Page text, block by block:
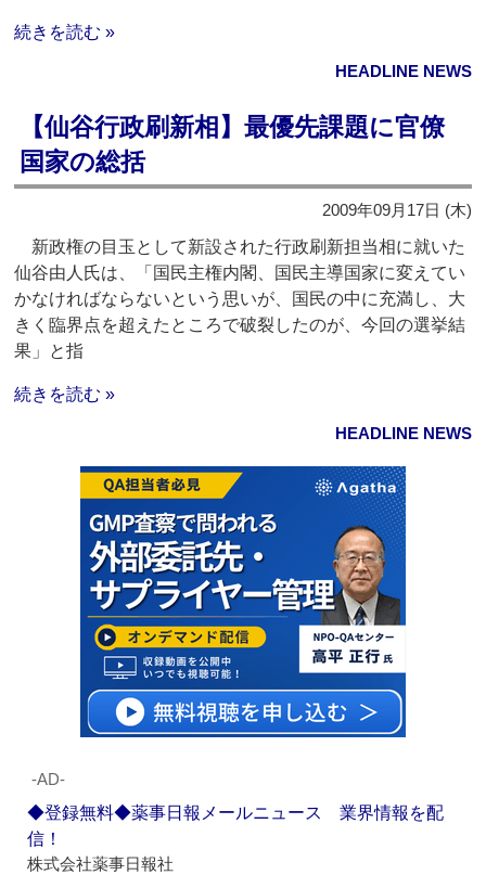
続きを読む »
HEADLINE NEWS
【仙谷行政刷新相】最優先課題に官僚
国家の総括
2009年09月17日 (木)
新政権の目玉として新設された行政刷新担当相に就いた
仙谷由人氏は、「国民主権内閣、国民主導国家に変えてい
かなければならないという思いが、国民の中に充満し、大
きく臨界点を超えたところで破裂したのが、今回の選挙結
果」と指
続きを読む »
HEADLINE NEWS
‐AD‐
◆登録無料◆薬事日報メールニュース 業界情報を配
信！
株式会社薬事日報社